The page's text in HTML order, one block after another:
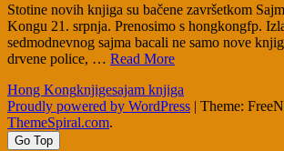
Stotine novih knjiga su bačene završetkom
Kongu 21. srpnja. Prenosimo s hongkongfp.
sedmodnevnog sajma bacali ne samo nove
drvene police, … Read More
Hong Kongknjigesajam knjiga
Proudly powered by WordPress | Theme:
ThemeSpiral.com.
Go Top